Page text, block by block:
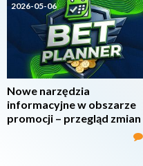
2026-05-06
Nowe narzędzia
informacyjne w obszarze
promocji – przegląd zmian